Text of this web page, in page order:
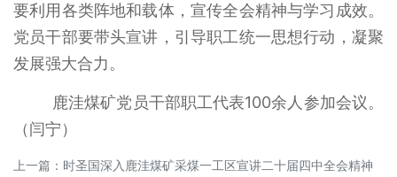
要利用各类阵地和载体，宣传全会精神与学习成效。
党员干部要带头宣讲，引导职工统一思想行动，凝聚
发展强大合力。
鹿洼煤矿党员干部职工代表100余人参加会议。
（闫宁）
上一篇： 时圣国深入鹿洼煤矿采煤一工区宣讲二十届四中全会精神